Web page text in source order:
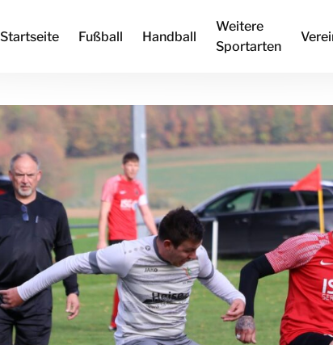
Startseite Fußball Handball
Weitere
Sportarten